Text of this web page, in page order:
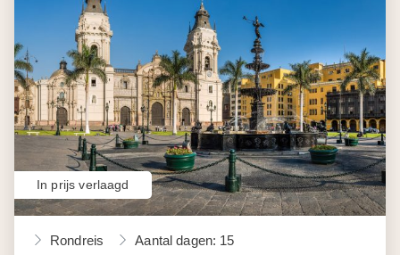
Rondreis Aantal dagen: 15
In prijs verlaagd